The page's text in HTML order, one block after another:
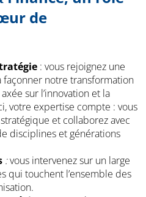
de
: vous rejoignez une
notre transformation
sur l’innovation et la
votre expertise compte : vous
et collaborez avec
disciplines et générations
:vous intervenez sur un large
qui touchent l’ensemble des